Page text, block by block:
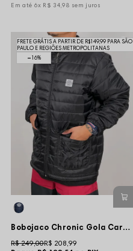
6x R$ 34,98 sem juros
16%
FRETE GRÁTIS A PARTIR DE R$149,99 PARA SÃO
PAULO E REGIÕES METROPOLITANAS
Bobojaco Chronic Gola Careca Tag Basic Refletivo - Preto
R$ 249,00R$ 208,99